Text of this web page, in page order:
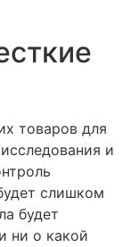
товаров для
и
слишком
будет
ни о какой